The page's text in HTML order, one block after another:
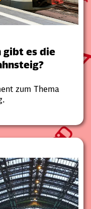
gibt es die
zum Thema